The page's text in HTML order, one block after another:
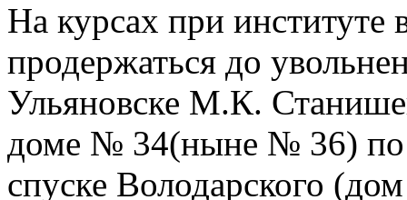
На курсах при институте
продержаться до
Ульяновске М.К.
доме № 34(ныне № 36) по
спуске Володарского